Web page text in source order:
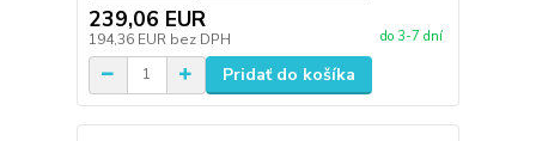
239,06 EUR
194,36 EUR bez DPH do 3-7 dní
Pridať do košíka